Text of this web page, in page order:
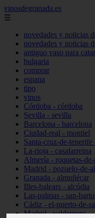
vinosdegranada.es
☰
novedades y noticias
novedades y noticias
antiguo vaso para
bulgaria
comprar
espana
tipo
vinos
Córdoba - córdoba
Sevilla - sevilla
Barcelona - barcelona
Ciudad-real - montiel
Santa-cruz-de-
La-rioja - casalarreina
Almería - roquetas-
Madrid - pozuelo-de-
Granada - almuñécar
Illes-balears - alcúdia
Las-palmas - san-
Cádiz - el-puerto-de-
Madrid - valdemoro